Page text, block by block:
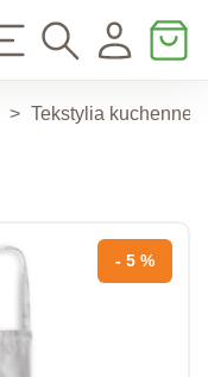
> Tekstylia kuchenne
- 5 %